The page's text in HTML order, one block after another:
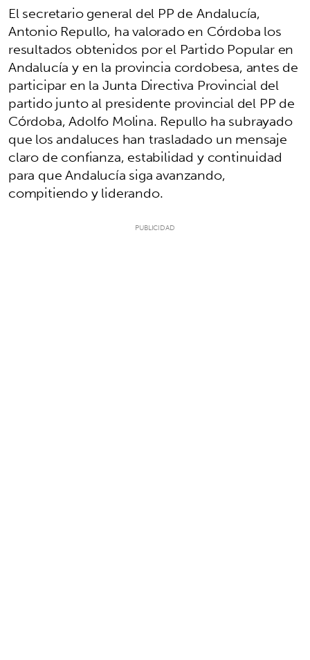
El secretario general del PP de Andalucía,
Antonio Repullo, ha valorado en Córdoba los
resultados obtenidos por el Partido Popular en
Andalucía y en la provincia cordobesa, antes de
participar en la Junta Directiva Provincial del
partido junto al presidente provincial del PP de
Córdoba, Adolfo Molina. Repullo ha subrayado
que los andaluces han trasladado un mensaje
claro de confianza, estabilidad y continuidad
para que Andalucía siga avanzando,
compitiendo y liderando.